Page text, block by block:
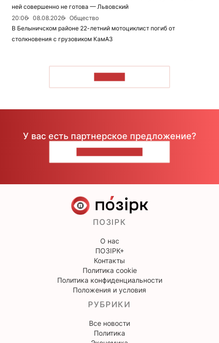
ней совершенно не готова — Львовский
20:06
08.08.2026
Общество
В Белыничском районе 22-летний мотоциклист погиб от
столкновения с грузовиком КамАЗ
У вас есть партнерское предложение?
ПОЗІРК
О нас
ПОЗІРК+
Контакты
Политика cookie
Политика конфиденциальности
Положения и условия
РУБРИКИ
Все новости
Политика